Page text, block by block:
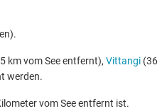
km vom See entfernt), Vittangi (36
werden.
vom See entfernt ist.